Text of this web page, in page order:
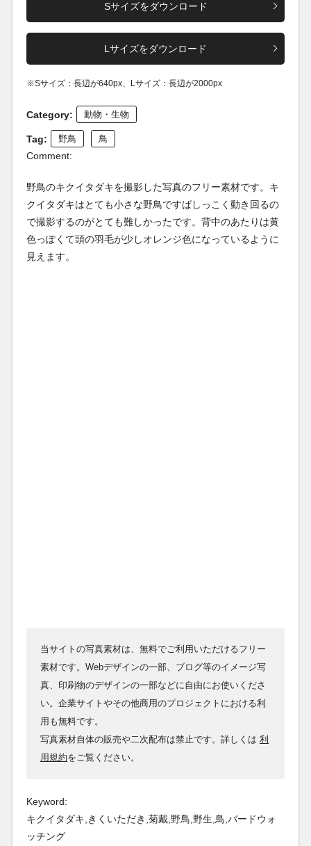
Sサイズをダウンロード
Lサイズをダウンロード
※Sサイズ：長辺が640px、Lサイズ：長辺が2000px
Category: 動物・生物
Tag: 野鳥 鳥
Comment:
野鳥のキクイタダキを撮影した写真のフリー素材です。キ
クイタダキはとても小さな野鳥ですばしっこく動き回るの
で撮影するのがとても難しかったです。背中のあたりは黄
色っぽくて頭の羽毛が少しオレンジ色になっているように
見えます。
当サイトの写真素材は、無料でご利用いただけるフリー
素材です。Webデザインの一部、ブログ等のイメージ写
真、印刷物のデザインの一部などに自由にお使いくださ
い。企業サイトやその他商用のプロジェクトにおける利
用も無料です。
写真素材自体の販売や二次配布は禁止です。詳しくは 利
用規約をご覧ください。
Keyword:
キクイタダキ,きくいただき,菊戴,野鳥,野生,鳥,バードウォ
ッチング